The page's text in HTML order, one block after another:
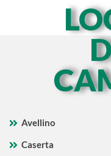
Avellino
Caserta